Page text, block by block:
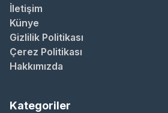
İletişim
Künye
Gizlilik Politikası
Çerez Politikası
Hakkımızda
Kategoriler